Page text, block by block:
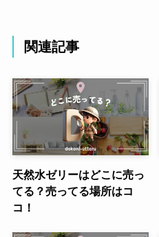
関連記事
天然水ゼリーはどこに売っ
てる？売ってる場所はコ
コ！